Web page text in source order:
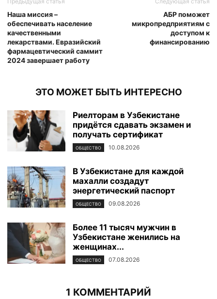
Наша миссия –
обеспечивать население
качественными
лекарствами. Евразийский
фармацевтический саммит
2024 завершает работу
АБР поможет
микропредприятиям с
доступом к
финансированию
ЭТО МОЖЕТ БЫТЬ ИНТЕРЕСНО
Риелторам в Узбекистане
придётся сдавать экзамен и
получать сертификат
ОБЩЕСТВО 10.08.2026
В Узбекистане для каждой
махалли создадут
энергетический паспорт
ОБЩЕСТВО 09.08.2026
Более 11 тысяч мужчин в
Узбекистане женились на
женщинах...
ОБЩЕСТВО 07.08.2026
1 КОММЕНТАРИЙ